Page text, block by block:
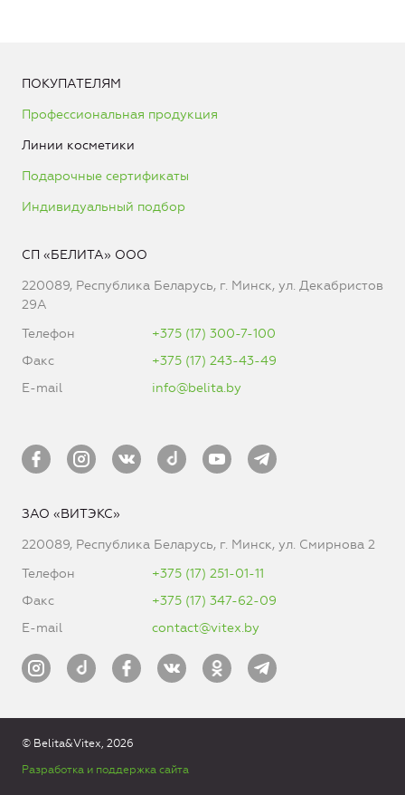
ПОКУПАТЕЛЯМ
Профессиональная продукция
Линии косметики
Подарочные сертификаты
Индивидуальный подбор
СП «БЕЛИТА» ООО
220089, Республика Беларусь, г. Минск, ул. Декабристов
29А
Телефон
+375 (17) 300-7-100
Факс
+375 (17) 243-43-49
E-mail
info@belita.by
ЗАО «ВИТЭКС»
220089, Республика Беларусь, г. Минск, ул. Смирнова 2
Телефон
+375 (17) 251-01-11
Факс
+375 (17) 347-62-09
E-mail
contact@vitex.by
© Belita&Vitex, 2026
Разработка и поддержка сайта